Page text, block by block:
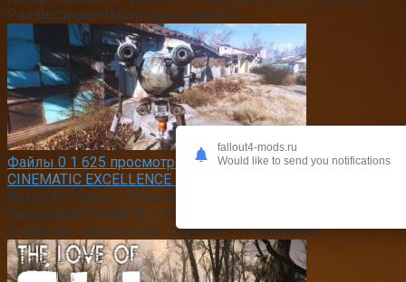
Реалистичная Настройка SweetFX
Файлы 0 1 625 просмотров
CINEMATIC EXCELLENCE RESHADE PRESET 5.4
Автор:Archalyus . Версия:5.5. Перевод:не требуется .
Название:CINEMATIC EXCELLENCE RESHADE PRESET.
Описание: Изменение графической картинки
fallout4-mods.ru
Would like to send you notifications